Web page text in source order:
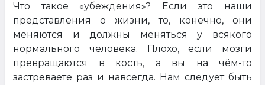
Что такое «убеждения»? Если это наши
представления о жизни, то, конечно, они
меняются и должны меняться у всякого
нормального человека. Плохо, если мозги
превращаются в кость, а вы на чём-то
застреваете раз и навсегда. Нам следует быть